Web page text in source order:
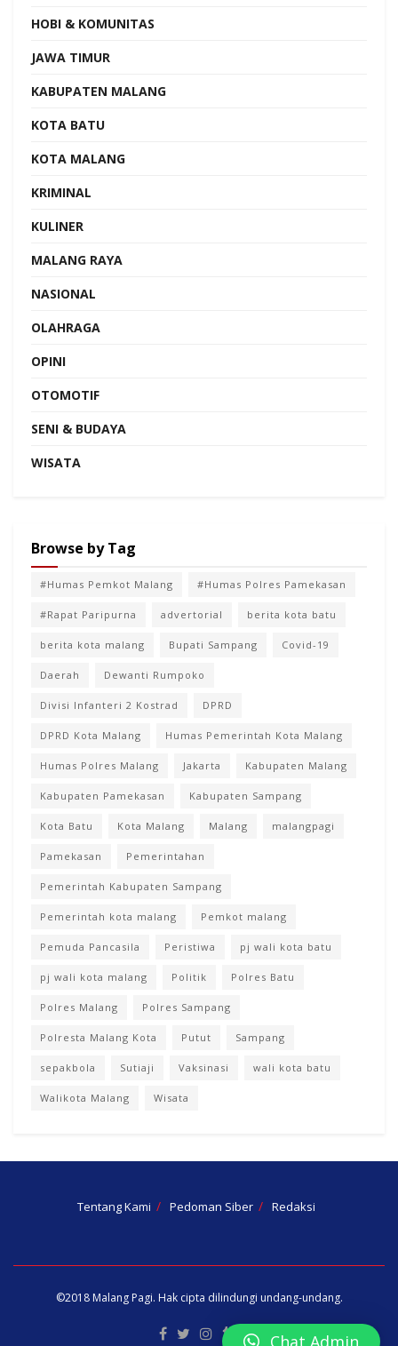
HOBI & KOMUNITAS
JAWA TIMUR
KABUPATEN MALANG
KOTA BATU
KOTA MALANG
KRIMINAL
KULINER
MALANG RAYA
NASIONAL
OLAHRAGA
OPINI
OTOMOTIF
SENI & BUDAYA
WISATA
Browse by Tag
#Humas Pemkot Malang #Humas Polres Pamekasan
#Rapat Paripurna advertorial berita kota batu
berita kota malang Bupati Sampang Covid-19
Daerah Dewanti Rumpoko
Divisi Infanteri 2 Kostrad DPRD
DPRD Kota Malang Humas Pemerintah Kota Malang
Humas Polres Malang Jakarta Kabupaten Malang
Kabupaten Pamekasan Kabupaten Sampang
Kota Batu Kota Malang Malang malangpagi
Pamekasan Pemerintahan
Pemerintah Kabupaten Sampang
Pemerintah kota malang Pemkot malang
Pemuda Pancasila Peristiwa pj wali kota batu
pj wali kota malang Politik Polres Batu
Polres Malang Polres Sampang
Polresta Malang Kota Putut Sampang
sepakbola Sutiaji Vaksinasi wali kota batu
Walikota Malang Wisata
Tentang Kami Pedoman Siber Redaksi
©2018 Malang Pagi. Hak cipta dilindungi undang-undang.
Chat Admin